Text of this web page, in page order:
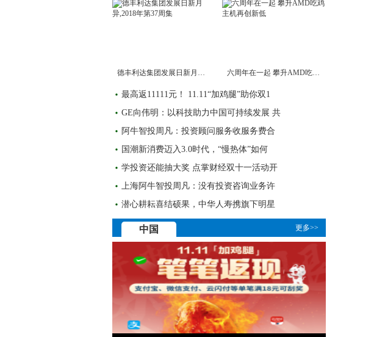
德丰利达集团发展日新月异,2018年第37周集 六周年在一起 攀升AMD吃鸡主机再创新低
最高返11111元！ 11.11“加鸡腿”助你双1
GE向伟明：以科技助力中国可持续发展 共
阿牛智投周凡：投资顾问服务收服务费合
国潮新消费迈入3.0时代，“慢热体”如何
学投资还能抽大奖 点掌财经双十一活动开
上海阿牛智投周凡：没有投资咨询业务许
潜心耕耘喜结硕果，中华人寿携旗下明星
中国 更多>>